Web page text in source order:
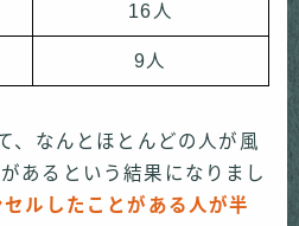
16人
9人
、なんとほとんどの人が風
あるという結果になりまし
ルしたことがある人が半